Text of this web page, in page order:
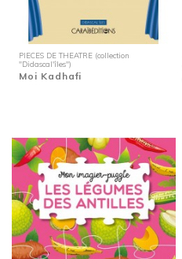
PIECES DE THEATRE (collection
"Didascal'îles")
Moi Kadhafi